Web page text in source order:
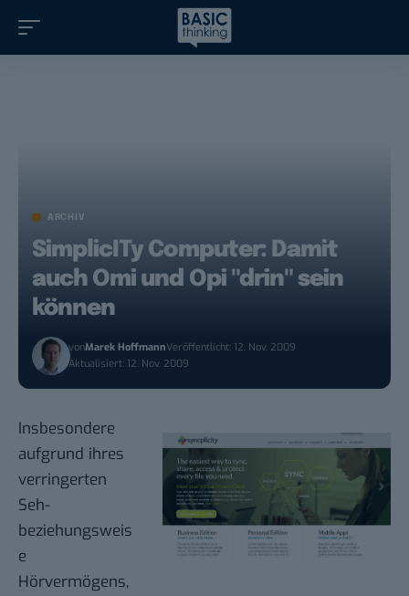
ARCHIV
SimplicITy Computer: Damit
auch Omi und Opi "drin" sein
können
vonMarek HoffmannVeröffentlicht: 12. Nov. 2009
Aktualisiert: 12. Nov. 2009
Insbesondere
aufgrund ihres
verringerten
Seh-
beziehungsweis
e
Hörvermögens,